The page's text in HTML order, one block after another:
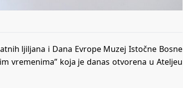
ljiljana i Dana Evrope Muzej Istočne Bosne
vremenima” koja je danas otvorena u Ateljeu